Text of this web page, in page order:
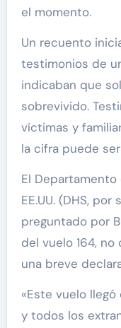
el momento.
Un recuento
testimonios de
indicaban que
sobrevivido.
víctimas y
la cifra puede ser
El
EE.UU. (DHS,
preguntado por
del vuelo 164,
una breve
«Este vuelo llegó
y todos los